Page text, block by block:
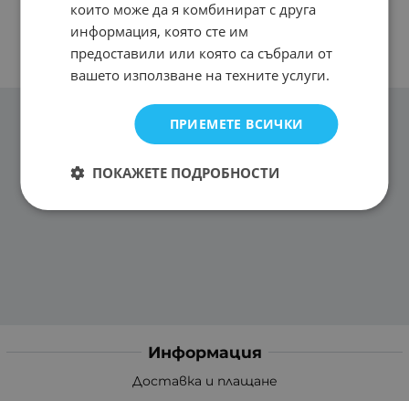
Информация
Доставка и плащане
които може да я комбинират с друга
информация, която сте им
предоставили или която са събрали от
вашето използване на техните услуги.
ПРИЕМЕТЕ ВСИЧКИ
ПОКАЖЕТЕ ПОДРОБНОСТИ